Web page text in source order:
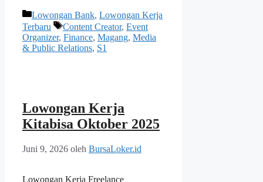
Kategori
Lowongan Bank, Lowongan Kerja
Terbaru
Tag
Content Creator, Event
Organizer, Finance, Magang, Media
& Public Relations, S1
Lowongan Kerja
Kitabisa Oktober 2025
Juni 9, 2026 oleh BursaLoker.id
Lowongan Kerja Freelance